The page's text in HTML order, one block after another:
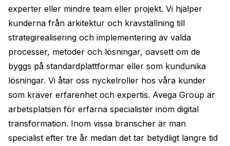
experter eller mindre team eller projekt. Vi hjälper
kunderna från arkitektur och kravställning till
strategirealisering och implementering av valda
processer, metoder och lösningar, oavsett om de
byggs på standardplattformar eller som kundunika
lösningar. Vi åtar oss nyckelroller hos våra kunder
som kräver erfarenhet och expertis. Avega Group är
arbetsplatsen för erfarna specialister inom digital
transformation. Inom vissa branscher är man
specialist efter tre år medan det tar betydligt längre tid